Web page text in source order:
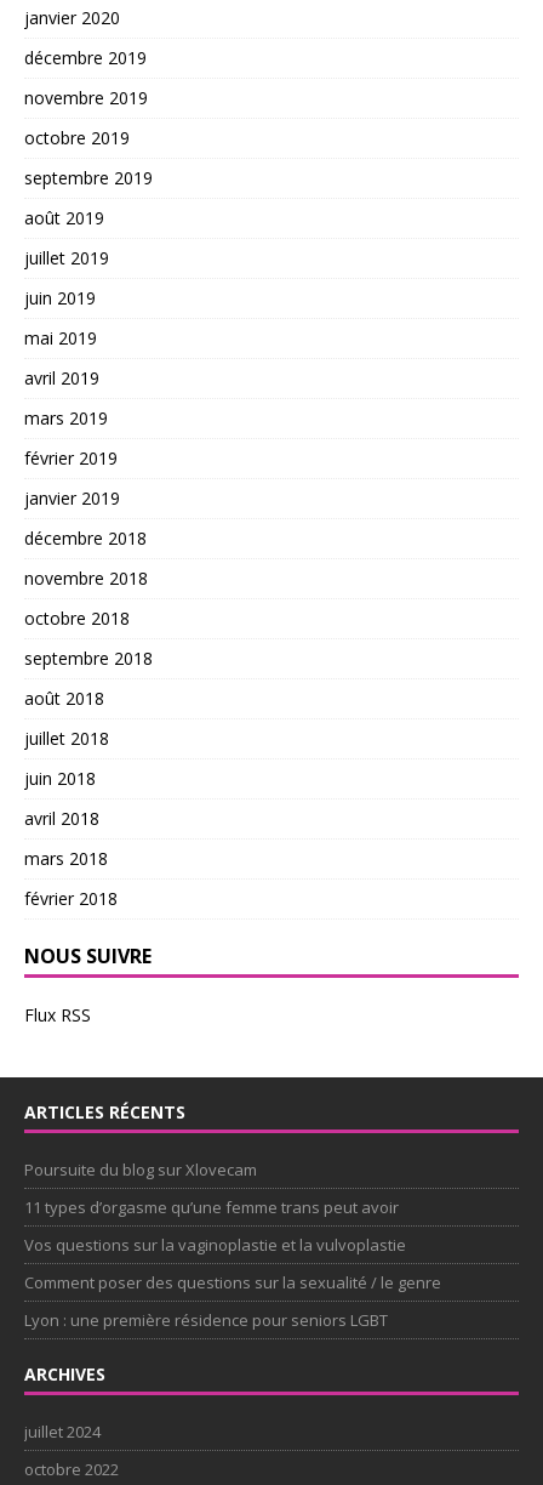
janvier 2020
décembre 2019
novembre 2019
octobre 2019
septembre 2019
août 2019
juillet 2019
juin 2019
mai 2019
avril 2019
mars 2019
février 2019
janvier 2019
décembre 2018
novembre 2018
octobre 2018
septembre 2018
août 2018
juillet 2018
juin 2018
avril 2018
mars 2018
février 2018
NOUS SUIVRE
Flux RSS
ARTICLES RÉCENTS
Poursuite du blog sur Xlovecam
11 types d’orgasme qu’une femme trans peut avoir
Vos questions sur la vaginoplastie et la vulvoplastie
Comment poser des questions sur la sexualité / le genre
Lyon : une première résidence pour seniors LGBT
ARCHIVES
juillet 2024
octobre 2022